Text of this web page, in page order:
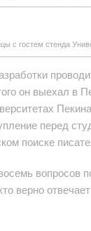
с гостем стенда
он выехал в
перед
поиске
вопросов
верно